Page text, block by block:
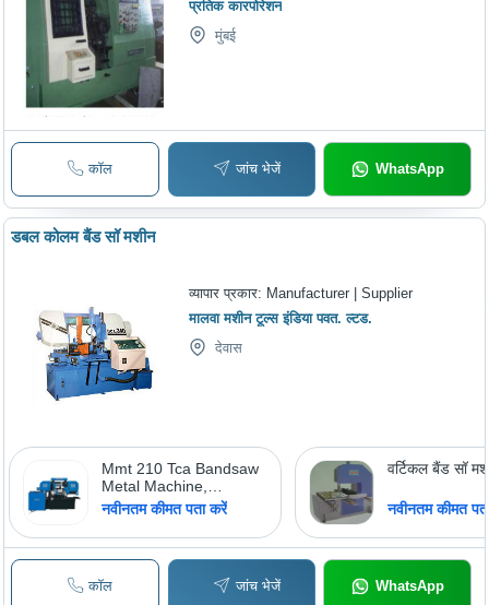
प्रतिक कारपोरेशन
मुंबई
कॉल जांच भेजें WhatsApp
डबल कोलम बैंड सॉ मशीन
व्यापार प्रकार: Manufacturer | Supplier
मालवा मशीन टूल्स इंडिया पवत. ल्टड.
देवास
Mmt 210 Tca Bandsaw
Metal Machine,
Material: Mild Steel
नवीनतम कीमत पता करें
वर्टिकल बैंड सॉ
नवीनतम कीमत
कॉल जांच भेजें WhatsApp